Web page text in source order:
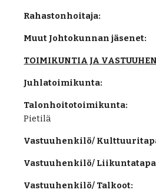
Rahastonhoitaja:
Muut Johtokunnan jäsenet:
TOIMIKUNTIA JA
Juhlatoimikunta:
Talonhoitotoimikunta:
Pietilä
Vastuuhenkilö/
Vastuuhenkilö/
Vastuuhenkilö/ Talkoot: